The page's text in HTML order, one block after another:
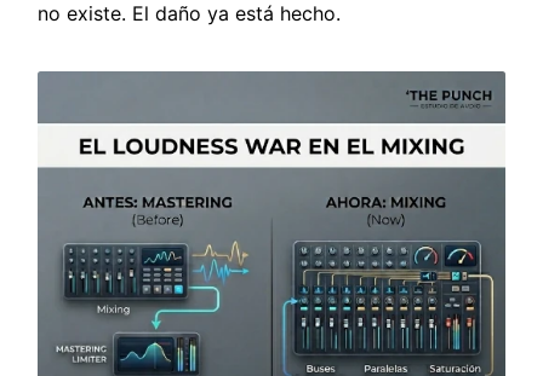
no existe. El daño ya está hecho.